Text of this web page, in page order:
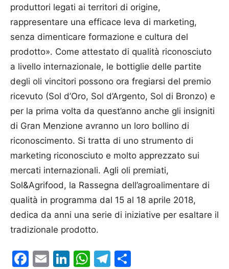
produttori legati ai territori di origine,
rappresentare una efficace leva di marketing,
senza dimenticare formazione e cultura del
prodotto». Come attestato di qualità riconosciuto
a livello internazionale, le bottiglie delle partite
degli oli vincitori possono ora fregiarsi del premio
ricevuto (Sol d’Oro, Sol d’Argento, Sol di Bronzo) e
per la prima volta da quest’anno anche gli insigniti
di Gran Menzione avranno un loro bollino di
riconoscimento. Si tratta di uno strumento di
marketing riconosciuto e molto apprezzato sui
mercati internazionali. Agli oli premiati,
Sol&Agrifood, la Rassegna dell’agroalimentare di
qualità in programma dal 15 al 18 aprile 2018,
dedica da anni una serie di iniziative per esaltare il
tradizionale prodotto.
Facebook
EmailLinkedIn
WhatsApp
Telegram